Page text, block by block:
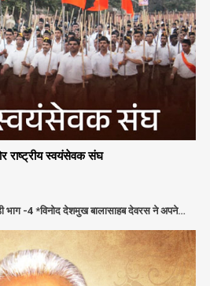
राष्ट्रीय स्वयंसेवक संघ
भाग -4 *विनोद देशमुख बालासाहब देवरस ने अपने…